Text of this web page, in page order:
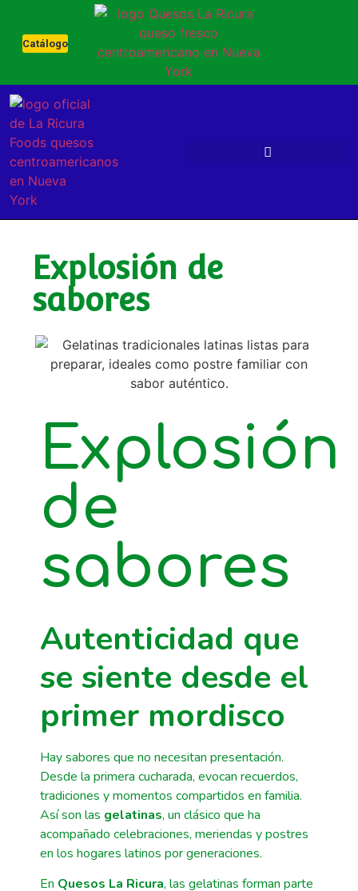
Catálogo
Explosión de
sabores
Explosión
de
sabores
Autenticidad que
se siente desde el
primer mordisco
Hay sabores que no necesitan presentación.
Desde la primera cucharada, evocan recuerdos,
tradiciones y momentos compartidos en familia.
Así son las gelatinas, un clásico que ha
acompañado celebraciones, meriendas y postres
en los hogares latinos por generaciones.
En Quesos La Ricura, las gelatinas forman parte